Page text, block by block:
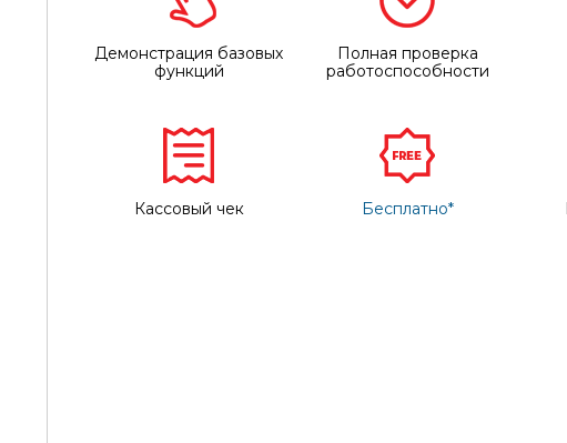
Демонстрация базовых
функций
Полная проверка
работоспособности
Кассовый чек Бесплатно*